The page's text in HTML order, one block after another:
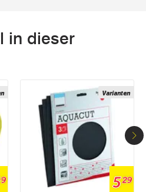
in dieser
Varianten
529